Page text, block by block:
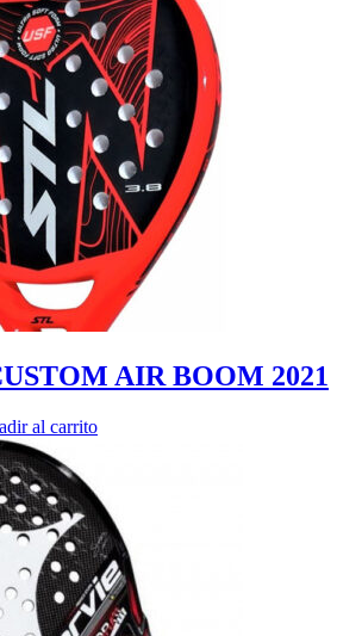
AIR BOOM 2021
al carrito